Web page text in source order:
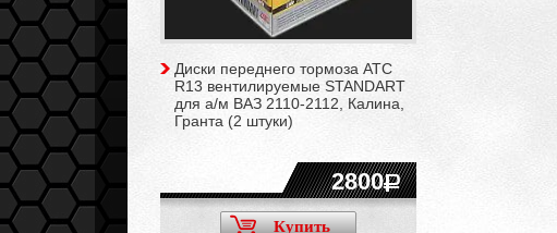
Диски переднего тормоза АТС
R13 вентилируемые STANDART
для а/м ВАЗ 2110-2112, Калина,
Гранта (2 штуки)
2800
Купить